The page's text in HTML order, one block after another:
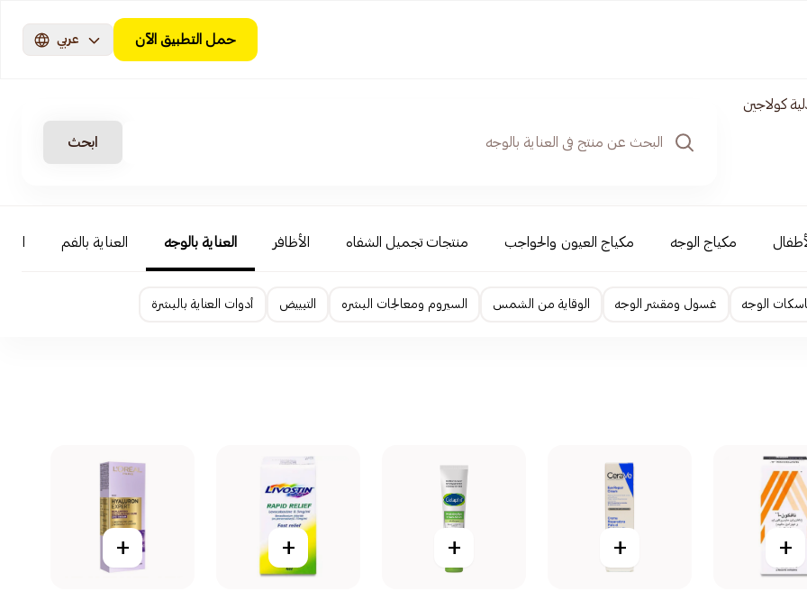
حمل التطبيق الآن عربي
كولاجين
ابحث
مكياج الوجه مكياج العيون والحواجب منتجات تجميل الشفاه الأظافر العناية بالوجه العناية بالفم
الوجه غسول ومقشر الوجه الوقاية من الشمس السيروم ومعالجات البشره التبييض أدوات العناية بالبشرة
+
+
+
+
+